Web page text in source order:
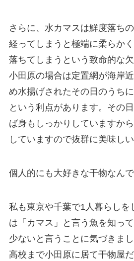
さらに、水カマスは鮮度落ち
経ってしまうと極端に柔らか
落ちてしまうという致命的な
小田原の場合は定置網が海岸
め水揚げされたその日のうち
という利点があります。その
ば身もしっかりしていますか
していますので抜群に美味し
個人的にも大好きな干物なん
私も東京や千葉で1人暮らしを
は「カマス」と言う魚を知っ
少ないと言うことに気づきまし
高校まで小田原に居て干物屋